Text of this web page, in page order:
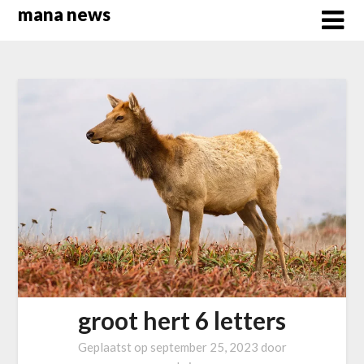
Overslaan
mana news
groot hert 6 letters
Geplaatst op september 25, 2023 door